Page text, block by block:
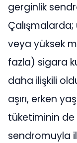
gerginlik
veya yüksek
fazla) sigara
daha ilişkili
aşırı, erken
tüketiminin
sendromuyla